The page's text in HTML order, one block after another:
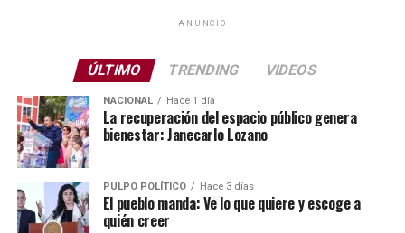
ANUNCIO
ÚLTIMO TRENDING VIDEOS
NACIONAL Hace 1 día
La recuperación del espacio público genera
bienestar: Janecarlo Lozano
PULPO POLÍTICO Hace 3 días
El pueblo manda: Ve lo que quiere y escoge a
quién creer